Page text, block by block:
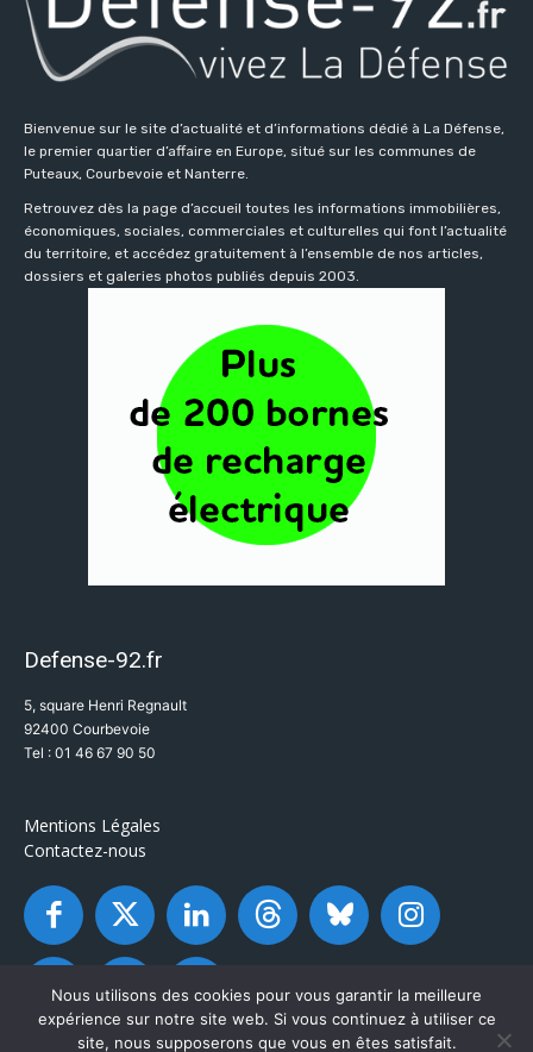
Bienvenue sur le site d’actualité et d’informations dédié à La Défense,
le premier quartier d’affaire en Europe, situé sur les communes de
Puteaux, Courbevoie et Nanterre.
Retrouvez dès la page d’accueil toutes les informations immobilières,
économiques, sociales, commerciales et culturelles qui font l’actualité
du territoire, et accédez gratuitement à l’ensemble de nos articles,
dossiers et galeries photos publiés depuis 2003.
Defense-92.fr
5, square Henri Regnault
92400 Courbevoie
Tel : 01 46 67 90 50
Mentions Légales
Contactez-nous
Nous utilisons des cookies pour vous garantir la meilleure
expérience sur notre site web. Si vous continuez à utiliser ce
site, nous supposerons que vous en êtes satisfait.